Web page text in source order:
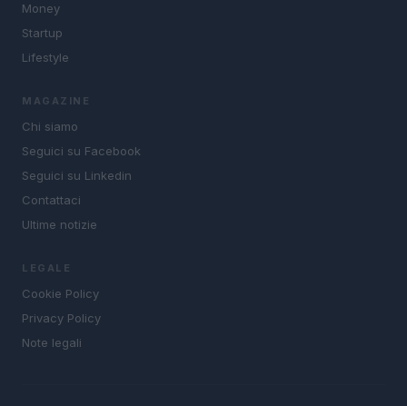
Money
Startup
Lifestyle
MAGAZINE
Chi siamo
Seguici su Facebook
Seguici su Linkedin
Contattaci
Ultime notizie
LEGALE
Cookie Policy
Privacy Policy
Note legali